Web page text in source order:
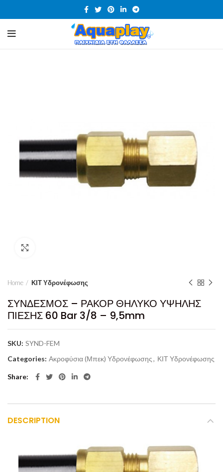
Home ΚΙΤ Υδρονέφωσης
ΣΥΝΔΕΣΜΟΣ – ΡΑΚΟΡ ΘΗΛΥΚΟ ΥΨΗΛΗΣ
ΠΙΕΣΗΣ 60 Bar 3/8 – 9,5mm
SKU: SYND-FEM
Categories: Ακροφύσια (Μπεκ) Υδρονέφωσης, ΚΙΤ Υδρονέφωσης
Share
DESCRIPTION